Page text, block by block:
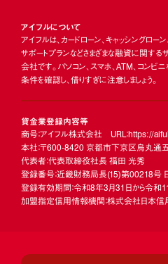
アイフルについて
アイフルは、カードローン、キャッシングロー
サポートプランなどさまざまな融資に関す
会社です。パソコン、スマホ、ATM、コンビ
条件を確認し、借りすぎに注意しましょう。
貸金業登録内容等
商号：アイフル株式会社 URL：https://
本社：〒600-8420 京都市下京区烏丸通
代表者：代表取締役社長 福田 光秀
登録番号：近畿財務局長(15)第00218号
登録有効期間：令和8年3月31日から令和
加盟指定信用情報機関：株式会社日本信